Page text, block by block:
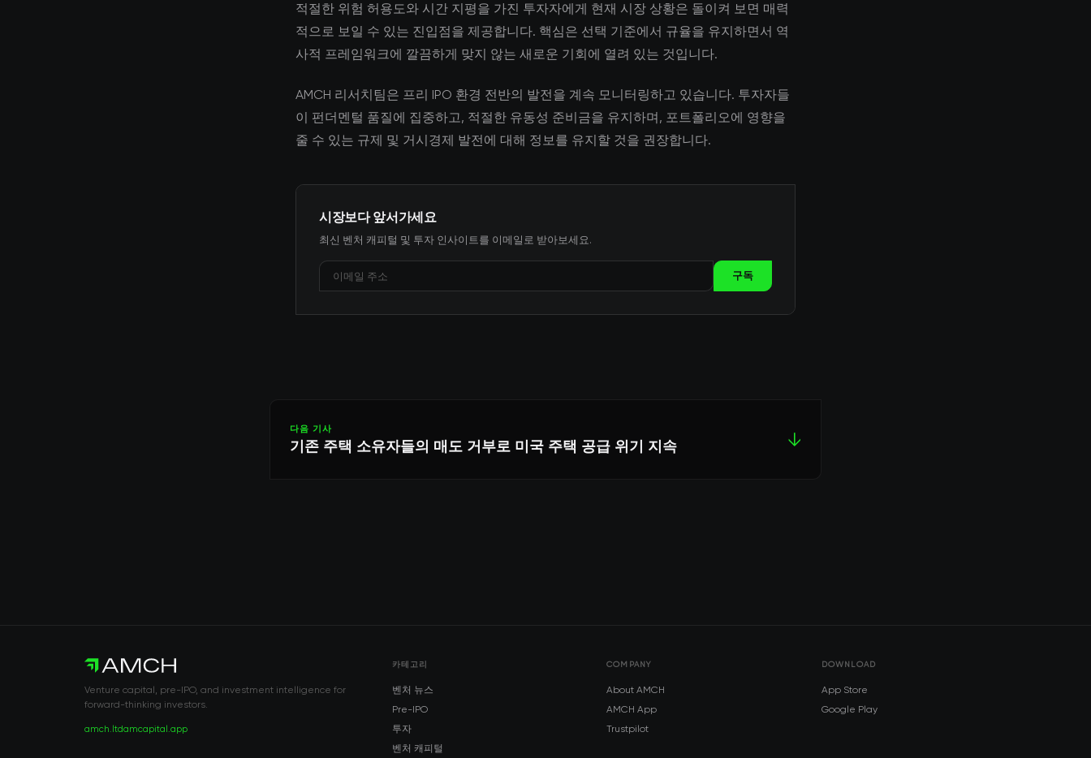
적절한 위험 허용도와 시간 지평을 가진 투자자에게 현재 시장 상황은 돌이켜 보면 매력
적으로 보일 수 있는 진입점을 제공합니다. 핵심은 선택 기준에서 규율을 유지하면서 역
사적 프레임워크에 깔끔하게 맞지 않는 새로운 기회에 열려 있는 것입니다.
AMCH 리서치팀은 프리 IPO 환경 전반의 발전을 계속 모니터링하고 있습니다. 투자자들
이 펀더멘털 품질에 집중하고, 적절한 유동성 준비금을 유지하며, 포트폴리오에 영향을
줄 수 있는 규제 및 거시경제 발전에 대해 정보를 유지할 것을 권장합니다.
시장보다 앞서가세요
최신 벤처 캐피털 및 투자 인사이트를 이메일로 받아보세요.
구독
다음 기사
기존 주택 소유자들의 매도 거부로 미국 주택 공급 위기 지속 ↓
Venture capital, pre-IPO, and investment intelligence for
forward-thinking investors.
amch.ltdamcapital.app
카테고리
벤처 뉴스
Pre-IPO
투자
벤처 캐피털
COMPANY
About AMCH
AMCH App
Trustpilot
DOWNLOAD
App Store
Google Play